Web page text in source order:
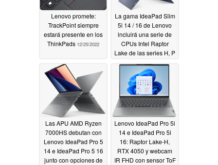
Lenovo promete:
TrackPoint siempre
estará presente en los
ThinkPads 12/25/2022
La gama IdeaPad Slim
5i 14 / 16 de Lenovo
incluirá una serie de
CPUs Intel Raptor
Lake de las series H, P
12/20/2022
Las APU AMD Ryzen
7000HS debutan con
Lenovo IdeaPad Pro 5
14 e IdeaPad Pro 5 16
junto con opciones de
Lenovo IdeaPad Pro 5i
14 e IdeaPad Pro 5i
16: Raptor Lake-H,
RTX 4050 y webcam
IR FHD con sensor ToF